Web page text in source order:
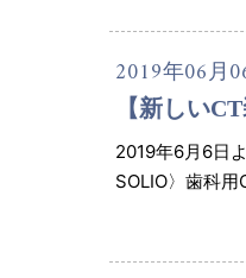
2019年06月
【新しい
2019年6月6日
SOLIO〉歯科